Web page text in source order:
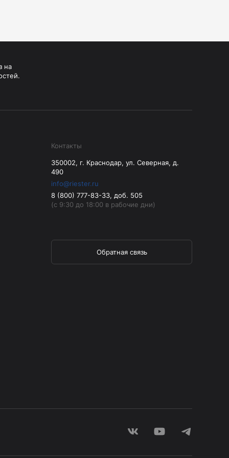
на
Контакты
350002, г. Краснодар, ул. Северная, д.
490
info@riester.ru
8 (800) 777-83-33, доб. 505
(с 9:30 до 18:00 в рабочие дни)
Обратная связь